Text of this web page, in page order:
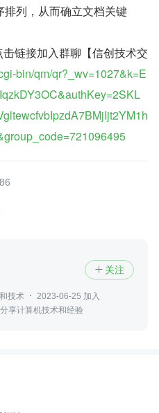
列，从而确立文档关键
链接加入群聊【信创技术交
bin/qm/qr?_wv=1027&k=E
 关注
技术
2023-06-25 加入
享计算机技术和经验